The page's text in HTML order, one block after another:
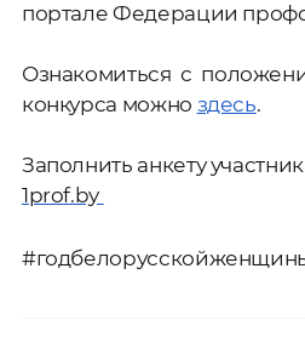
портале Федерации
Ознакомиться с
конкурса можно здесь.
Заполнить анкету
1prof.by